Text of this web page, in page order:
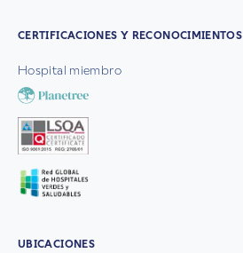
CERTIFICACIONES Y RECONOCIMIENTOS
Hospital miembro
UBICACIONES